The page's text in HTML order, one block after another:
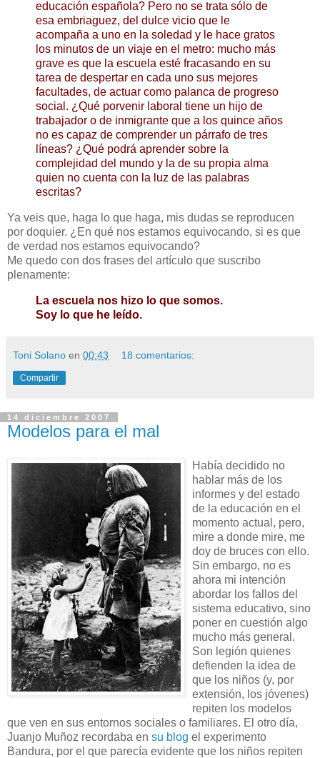
educación española? Pero no se trata sólo de
esa embriaguez, del dulce vicio que le
acompaña a uno en la soledad y le hace gratos
los minutos de un viaje en el metro: mucho más
grave es que la escuela esté fracasando en su
tarea de despertar en cada uno sus mejores
facultades, de actuar como palanca de progreso
social. ¿Qué porvenir laboral tiene un hijo de
trabajador o de inmigrante que a los quince años
no es capaz de comprender un párrafo de tres
líneas? ¿Qué podrá aprender sobre la
complejidad del mundo y la de su propia alma
quien no cuenta con la luz de las palabras
escritas?
Ya veis que, haga lo que haga, mis dudas se reproducen
por doquier. ¿En qué nos estamos equivocando, si es que
de verdad nos estamos equivocando?
Me quedo con dos frases del artículo que suscribo
plenamente:
La escuela nos hizo lo que somos.
Soy lo que he leído.
Toni Solano en 00:43 18 comentarios:
Compartir
14 diciembre 2007
Modelos para el mal
Había decidido no
hablar más de los
informes y del estado
de la educación en el
momento actual, pero,
mire a donde mire, me
doy de bruces con ello.
Sin embargo, no es
ahora mi intención
abordar los fallos del
sistema educativo, sino
poner en cuestión algo
mucho más general.
Son legión quienes
defienden la idea de
que los niños (y, por
extensión, los jóvenes)
repiten los modelos
que ven en sus entornos sociales o familiares. El otro día,
Juanjo Muñoz recordaba en su blog el experimento
Bandura, por el que parecía evidente que los niños repiten